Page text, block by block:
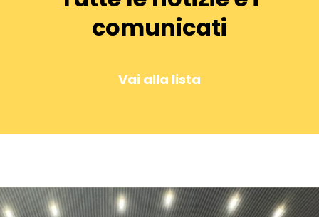
comunicati
Vai alla lista